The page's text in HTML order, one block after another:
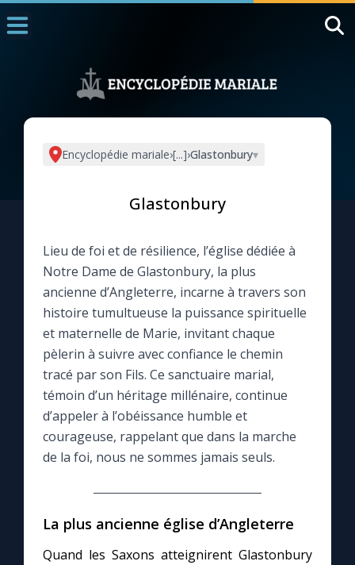
L'actualité de la semaine
La chaîne Youtube
La newsletter
La vidéo de la semaine
Le compte Tiktok
Le magazine
Questions-réponses
Encyclopédie mariale›[...]›Glastonbury▾
Glastonbury
Lieu de foi et de résilience, l’église dédiée à
Notre Dame de Glastonbury, la plus
ancienne d’Angleterre, incarne à travers son
histoire tumultueuse la puissance spirituelle
et maternelle de Marie, invitant chaque
pèlerin à suivre avec confiance le chemin
tracé par son Fils. Ce sanctuaire marial,
témoin d’un héritage millénaire, continue
d’appeler à l’obéissance humble et
courageuse, rappelant que dans la marche
de la foi, nous ne sommes jamais seuls.
La plus ancienne église d’Angleterre
Quand les Saxons atteignirent Glastonbury